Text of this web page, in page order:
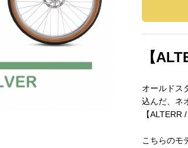
【
オールドス
込んだ、ネ
【ALTERR
こちらのモ